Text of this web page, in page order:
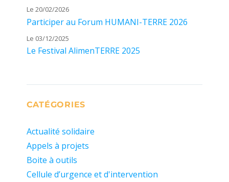
Le 20/02/2026
Participer au Forum HUMANI-TERRE 2026
Le 03/12/2025
Le Festival AlimenTERRE 2025
CATÉGORIES
Actualité solidaire
Appels à projets
Boite à outils
Cellule d’urgence et d'intervention